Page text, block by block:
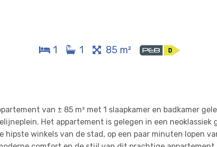
1 1 85 m²
van ± 85 m² met 1 slaapkamer en badkamer
Het appartement is gelegen in een neoklassiek
hipste winkels van de stad, op een paar minuten lopen